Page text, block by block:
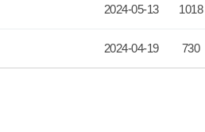
2024-05-13 1018
2024-04-19 730